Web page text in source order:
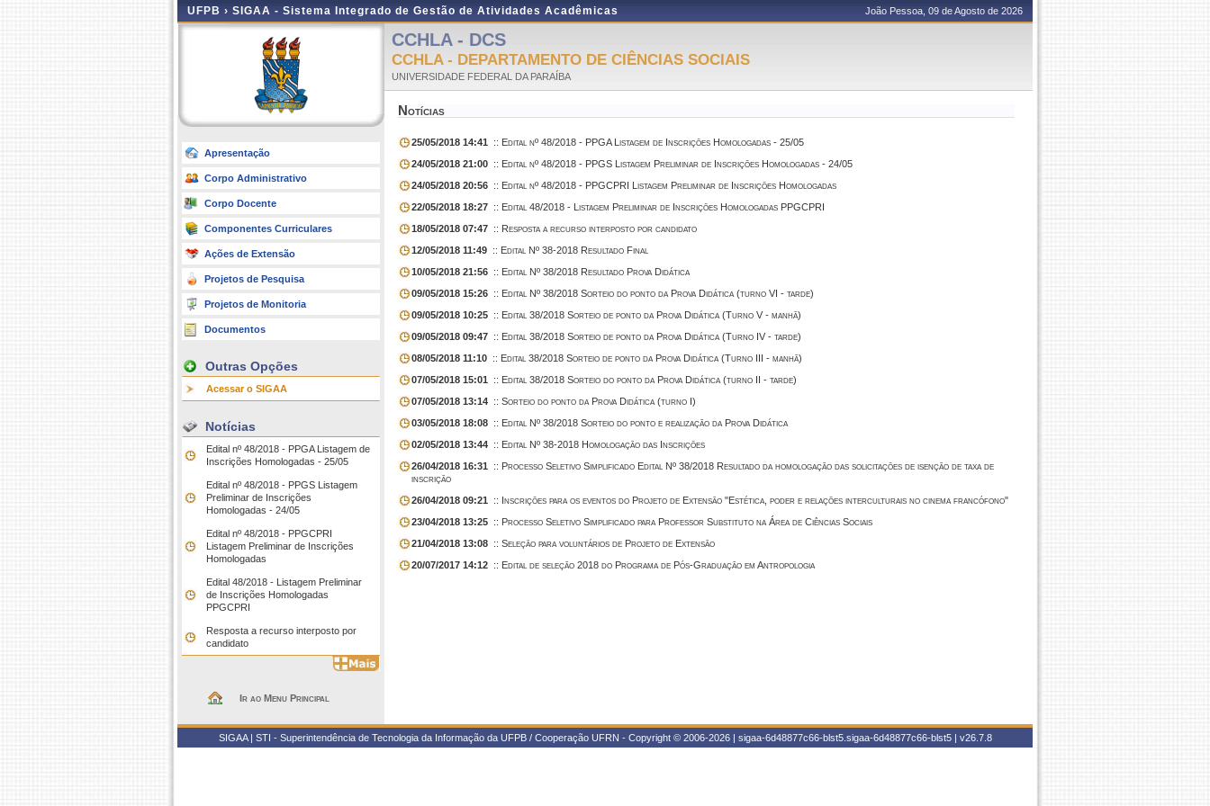
UFPB › SIGAA - Sistema Integrado de Gestão de Atividades Acadêmicas João Pessoa, 09 de Agosto de 2026
Apresentação
Corpo Administrativo
Corpo Docente
Componentes Curriculares
Ações de Extensão
Projetos de Pesquisa
Projetos de Monitoria
Documentos
Outras Opções
Acessar o SIGAA
Notícias
Edital nº 48/2018 - PPGA Listagem de
Inscrições Homologadas - 25/05
Edital nº 48/2018 - PPGS Listagem
Preliminar de Inscrições
Homologadas - 24/05
Edital nº 48/2018 - PPGCPRI
Listagem Preliminar de Inscrições
Homologadas
Edital 48/2018 - Listagem Preliminar
de Inscrições Homologadas
PPGCPRI
Resposta a recurso interposto por
candidato
Ir ao Menu Principal
CCHLA - DCS
CCHLA - DEPARTAMENTO DE CIÊNCIAS SOCIAIS
UNIVERSIDADE FEDERAL DA PARAÍBA
Notícias
25/05/2018 14:41
:: Edital nº 48/2018 - PPGA Listagem de Inscrições Homologadas - 25/05
24/05/2018 21:00 :: Edital nº 48/2018 - PPGS Listagem Preliminar de Inscrições Homologadas - 24/05
24/05/2018 20:56 :: Edital nº 48/2018 - PPGCPRI Listagem Preliminar de Inscrições Homologadas
22/05/2018 18:27 :: Edital 48/2018 - Listagem Preliminar de Inscrições Homologadas PPGCPRI
18/05/2018 07:47 :: Resposta a recurso interposto por candidato
12/05/2018 11:49 :: Edital Nº 38-2018 Resultado Final
10/05/2018 21:56 :: Edital Nº 38/2018 Resultado Prova Didática
09/05/2018 15:26 :: Edital Nº 38/2018 Sorteio do ponto da Prova Didática (turno VI - tarde)
09/05/2018 10:25 :: Edital 38/2018 Sorteio de ponto da Prova Didática (Turno V - manhã)
09/05/2018 09:47 :: Edital 38/2018 Sorteio de ponto da Prova Didática (Turno IV - tarde)
08/05/2018 11:10 :: Edital 38/2018 Sorteio de ponto da Prova Didática (Turno III - manhã)
07/05/2018 15:01
:: Edital 38/2018 Sorteio do ponto da Prova Didática (turno II - tarde)
07/05/2018 13:14 :: Sorteio do ponto da Prova Didática (turno I)
03/05/2018 18:08 :: Edital Nº 38/2018 Sorteio do ponto e realização da Prova Didática
02/05/2018 13:44 :: Edital Nº 38-2018 Homologação das Inscrições
26/04/2018 16:31
:: Processo Seletivo Simplificado Edital Nº 38/2018 Resultado da homologação das solicitações de isenção de taxa de
inscrição
26/04/2018 09:21
:: Inscrições para os eventos do Projeto de Extensão "Estética, poder e relações interculturais no cinema francófono"
23/04/2018 13:25 :: Processo Seletivo Simplificado para Professor Substituto na Área de Ciências Sociais
21/04/2018 13:08 :: Seleção para voluntários de Projeto de Extensão
20/07/2017 14:12 :: Edital de seleção 2018 do Programa de Pós-Graduação em Antropologia
SIGAA | STI - Superintendência de Tecnologia da Informação da UFPB / Cooperação UFRN - Copyright © 2006-2026 | sigaa-6d48877c66-blst5.sigaa-6d48877c66-blst5 | v26.7.8